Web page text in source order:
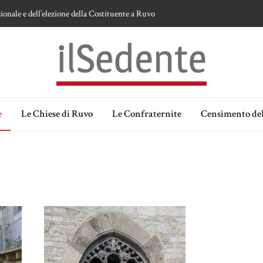
e dell’elezione della Costituente a Ruvo
sulla devozione alla Vergine a Ruvo di Puglia
Madonna delle Grazie di Ruvo di Puglia
Ipotesi e memorie.
Le Chiese di Ruvo Le Confraternite Censimento